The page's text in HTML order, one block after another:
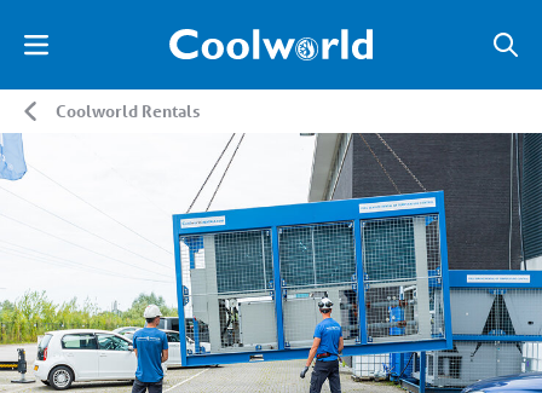
Coolworld Rentals